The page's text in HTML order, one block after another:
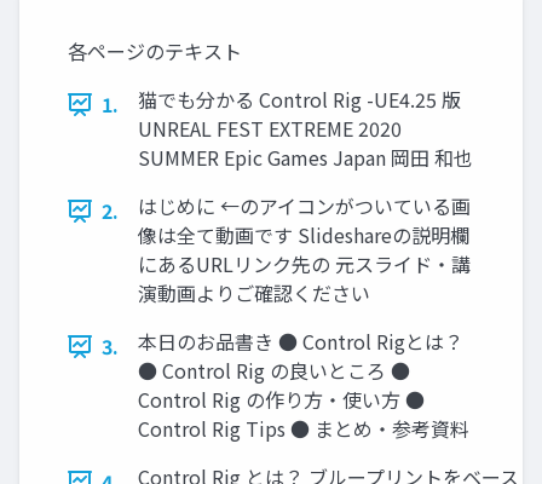
各ページのテキスト
1.
猫でも分かる Control Rig -UE4.25 版
UNREAL FEST EXTREME 2020
SUMMER Epic Games Japan 岡田 和也
2.
はじめに ←のアイコンがついている画
像は全て動画です Slideshareの説明欄
にあるURLリンク先の 元スライド・講
演動画よりご確認ください
3.
本日のお品書き ● Control Rigとは？
● Control Rig の良いところ ●
Control Rig の作り方・使い方 ●
Control Rig Tips ● まとめ・参考資料
Control Rig とは？ ブループリントをベース